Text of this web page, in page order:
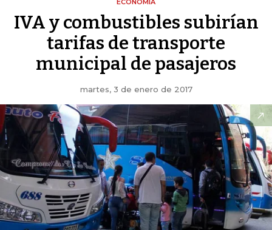
ECONOMÍA
IVA y combustibles subirían
tarifas de transporte
municipal de pasajeros
martes, 3 de enero de 2017